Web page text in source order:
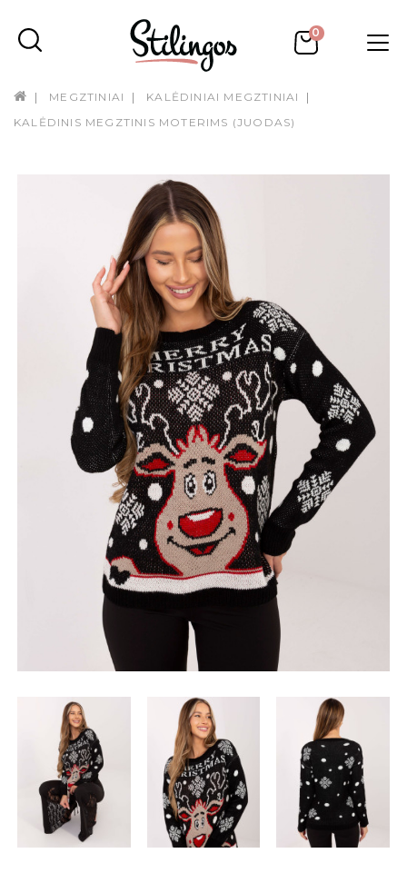
0
MEGZTINIAI
KALĖDINIAI MEGZTINIAI
KALĖDINIS MEGZTINIS MOTERIMS (JUODAS)